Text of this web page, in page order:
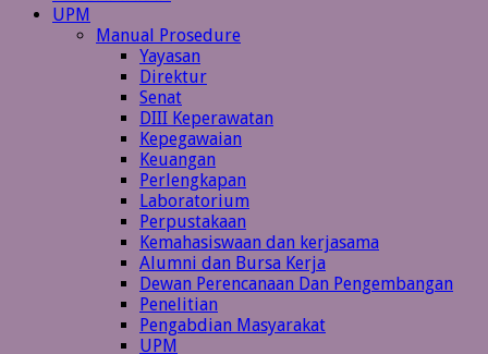
UPM
Manual Prosedure
Yayasan
Direktur
Senat
DIII Keperawatan
Kepegawaian
Keuangan
Perlengkapan
Laboratorium
Perpustakaan
Kemahasiswaan dan kerjasama
Alumni dan Bursa Kerja
Dewan Perencanaan Dan Pengembangan
Penelitian
Pengabdian Masyarakat
UPM